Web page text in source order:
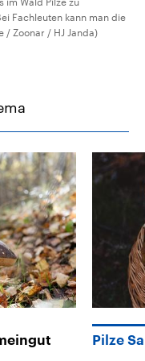
Fachleuten kann man die
/ Zoonar / HJ Janda)
Pilze